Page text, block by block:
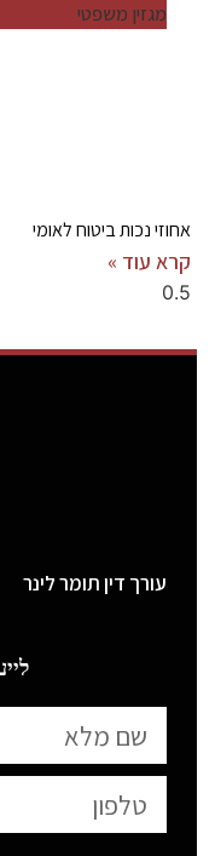
מגזין משפטי
אחוזי נכות ביטוח לאומי
קרא עוד »
עורך דין תומר לינר